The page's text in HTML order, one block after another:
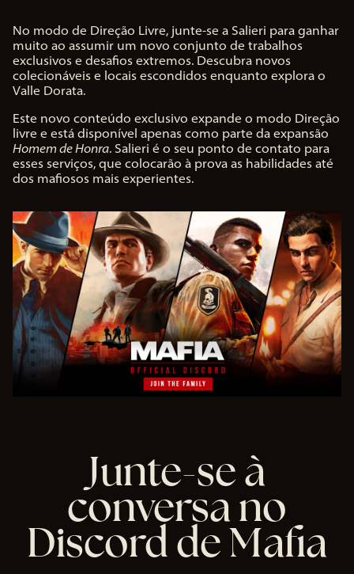
No modo de Direção Livre, junte-se a Salieri para ganhar
muito ao assumir um novo conjunto de trabalhos
exclusivos e desafios extremos. Descubra novos
colecionáveis e locais escondidos enquanto explora o
Valle Dorata.
Este novo conteúdo exclusivo expande o modo Direção
livre e está disponível apenas como parte da expansão
Homem de Honra. Salieri é o seu ponto de contato para
esses serviços, que colocarão à prova as habilidades até
dos mafiosos mais experientes.
Junte-se à
conversa no
Discord de Mafia